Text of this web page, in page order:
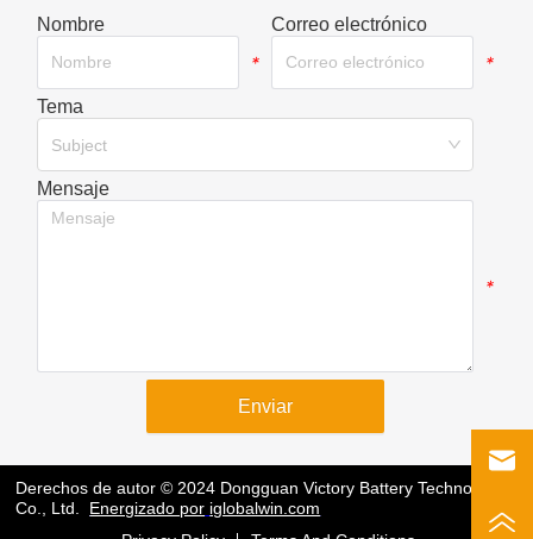
Nombre
*
Correo electrónico
*
Tema
Subject
Mensaje
*
Enviar
Derechos de autor © 2024 Dongguan Victory Battery Technology
Co., Ltd.
Energizado por iglobalwin.com